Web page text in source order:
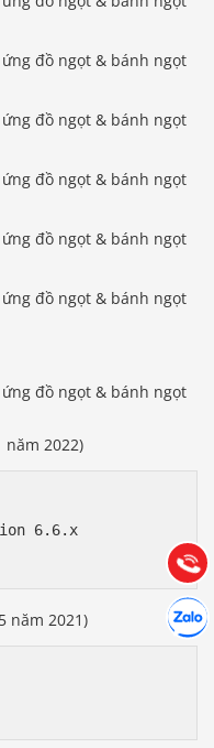
năm 2022)
6.6.x
năm 2021)
Gọi
0903.976.769
(028) 22.166.144
Chát